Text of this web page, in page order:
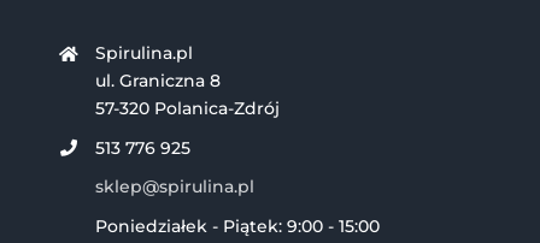
Spirulina.pl
ul. Graniczna 8
57-320 Polanica-Zdrój
513 776 925
sklep@spirulina.pl
Poniedziałek - Piątek: 9:00 - 15:00